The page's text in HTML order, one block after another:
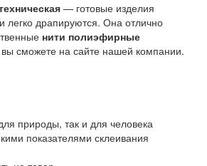
— готовые изделия
легко драпируются. Она отлично
нити полиэфирные
вы сможете на сайте нашей компании.
природы, так и для человека
показателями склеивания